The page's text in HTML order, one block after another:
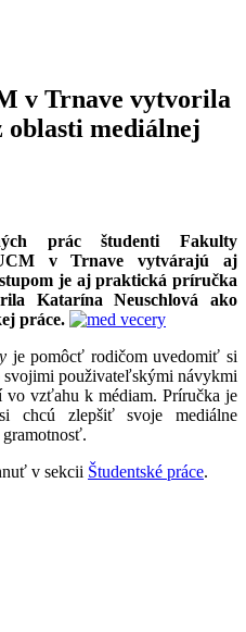
v Trnave vytvorila
mediálnej
prác študenti Fakulty
v Trnave vytvárajú aj
je aj praktická príručka
Katarína Neuschlová ako
práce.
je pomôcť rodičom uvedomiť si
svojimi použivateľskými návykmi
vo vzťahu k médiam. Príručka je
chcú zlepšiť svoje mediálne
v sekcii Študentské práce.